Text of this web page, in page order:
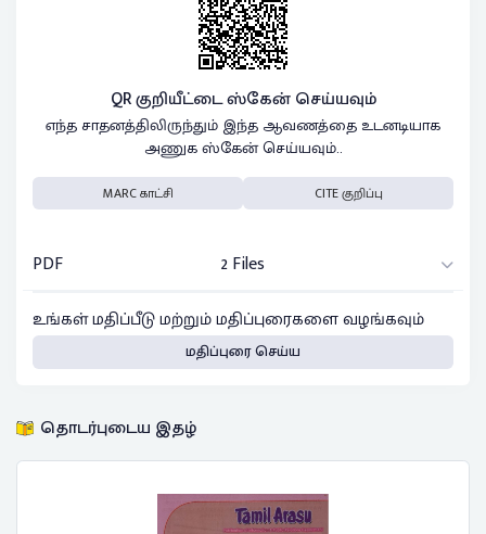
QR குறியீட்டை ஸ்கேன் செய்யவும்
எந்த சாதனத்திலிருந்தும் இந்த ஆவணத்தை உடனடியாக
அணுக ஸ்கேன் செய்யவும்..
MARC காட்சி CITE குறிப்பு
PDF
2 Files
உங்கள் மதிப்பீடு மற்றும் மதிப்புரைகளை வழங்கவும்
மதிப்புரை செய்ய
தொடர்புடைய இதழ்